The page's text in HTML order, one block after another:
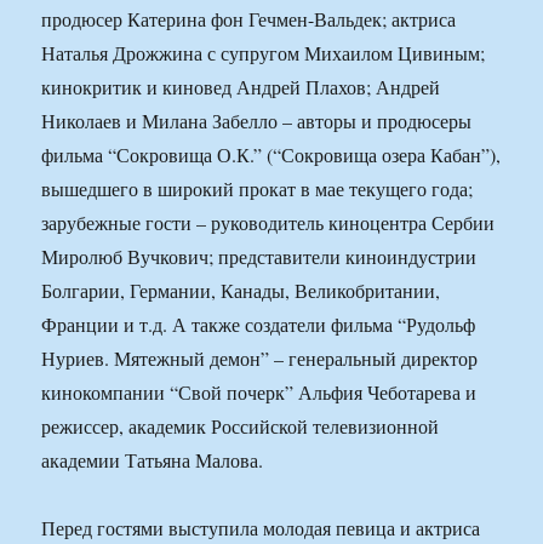
продюсер Катерина фон Гечмен-Вальдек; актриса
Наталья Дрожжина с супругом Михаилом Цивиным;
кинокритик и киновед Андрей Плахов; Андрей
Николаев и Милана Забелло – авторы и продюсеры
фильма “Сокровища О.К.” (“Сокровища озера Кабан”),
вышедшего в широкий прокат в мае текущего года;
зарубежные гости – руководитель киноцентра Сербии
Миролюб Вучкович; представители киноиндустрии
Болгарии, Германии, Канады, Великобритании,
Франции и т.д. А также создатели фильма “Рудольф
Нуриев. Мятежный демон” – генеральный директор
кинокомпании “Свой почерк” Альфия Чеботарева и
режиссер, академик Российской телевизионной
академии Татьяна Малова.
Перед гостями выступила молодая певица и актриса